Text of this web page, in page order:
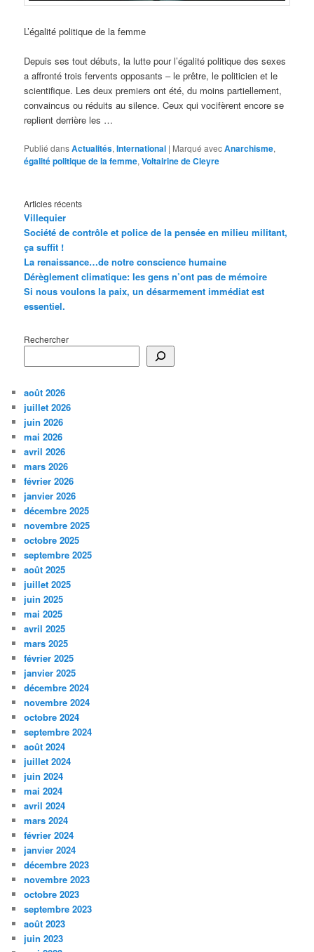
L’égalité politique de la femme
Depuis ses tout débuts, la lutte pour l’égalité politique des sexes
a affronté trois fervents opposants – le prêtre, le politicien et le
scientifique. Les deux premiers ont été, du moins partiellement,
convaincus ou réduits au silence. Ceux qui vocifèrent encore se
replient derrière les …
Publié dansActualités,International | Marqué avecAnarchisme,
égalité politique de la femme,Voltairine de Cleyre
Articles récents
Villequier
Société de contrôle et police de la pensée en milieu militant,
ça suffit !
La renaissance…de notre conscience humaine
Dérèglement climatique: les gens n’ont pas de mémoire
Si nous voulons la paix, un désarmement immédiat est
essentiel.
Rechercher
août 2026
juillet 2026
juin 2026
mai 2026
avril 2026
mars 2026
février 2026
janvier 2026
décembre 2025
novembre 2025
octobre 2025
septembre 2025
août 2025
juillet 2025
juin 2025
mai 2025
avril 2025
mars 2025
février 2025
janvier 2025
décembre 2024
novembre 2024
octobre 2024
septembre 2024
août 2024
juillet 2024
juin 2024
mai 2024
avril 2024
mars 2024
février 2024
janvier 2024
décembre 2023
novembre 2023
octobre 2023
septembre 2023
août 2023
juin 2023